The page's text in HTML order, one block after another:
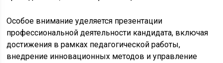
Особое внимание уделяется презентации
профессиональной деятельности кандидата, включая
достижения в рамках педагогической работы,
внедрение инновационных методов и управление